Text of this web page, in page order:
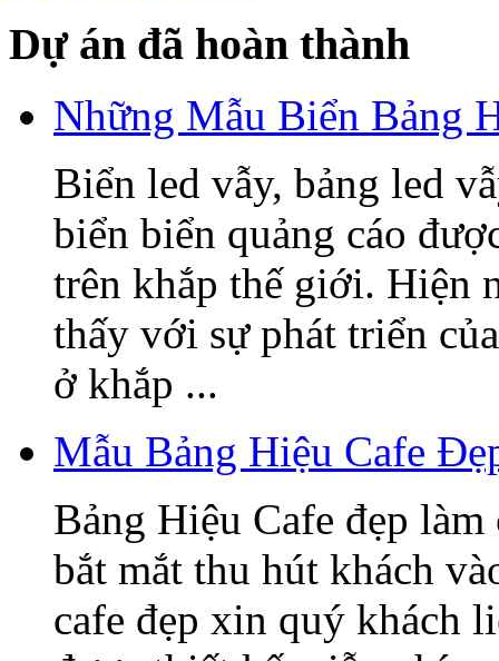
Dự án đã hoàn thành
Những Mẫu Biển Bảng
Biển led vẫy, bảng led
biển biển quảng cáo
trên khắp thế giới. Hiện
thấy với sự phát triển
ở khắp ...
Mẫu Bảng Hiệu Cafe
Bảng Hiệu Cafe đẹp
bắt mắt thu hút khách
cafe đẹp xin quý khách